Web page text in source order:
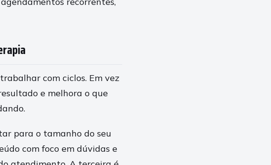
com ciclos. Em vez
e melhora o que
para o tamanho do seu
com foco em dúvidas e